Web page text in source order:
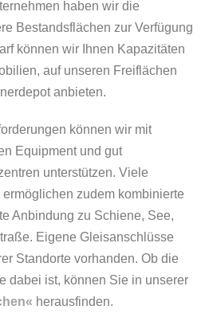
haben wir die
Bestandsflächen zur Verfügung
können wir Ihnen Kapazitäten
auf unseren Freiflächen
anbieten.
können wir mit
Equipment und gut
unterstützen. Viele
zudem kombinierte
Anbindung zu Schiene, See,
Eigene Gleisanschlüsse
Standorte vorhanden. Ob die
dabei ist, können Sie in unserer
herausfinden.